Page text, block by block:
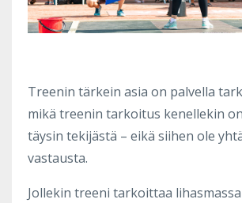
Treenin tärkein asia on palvella
mikä treenin tarkoitus kenellekin
täysin tekijästä – eikä siihen ole
vastausta.
Jollekin treeni tarkoittaa